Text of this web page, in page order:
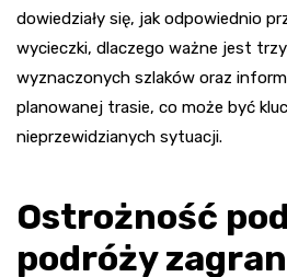
dowiedziały się, jak odpowiednio
wycieczki, dlaczego ważne jest
wyznaczonych szlaków oraz
planowanej trasie, co może być
nieprzewidzianych sytuacji.
Ostrożność
podróży